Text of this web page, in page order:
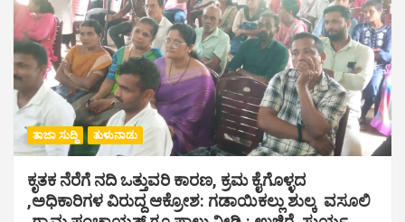
ತಾಜಾ ಸುದ್ದಿ ತುಳುನಾಡು
ಕೃತಕ ನೆರೆಗೆ ನದಿ ಒತ್ತುವರಿ ಕಾರಣ, ಕ್ರಮ ಕೈಗೊಳ್ಳದ
,ಅಧಿಕಾರಿಗಳ ವಿರುದ್ದ ಆಕ್ರೋಶ: ಗಡಾಯಿಕಲ್ಲು ಶುಲ್ಕ ವಸೂಲಿ